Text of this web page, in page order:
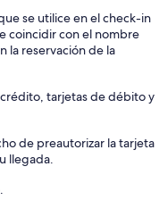
se utilice en el check-in
coincidir con el nombre
la reservación de la
tarjetas de débito y
de preautorizar la tarjeta
llegada.